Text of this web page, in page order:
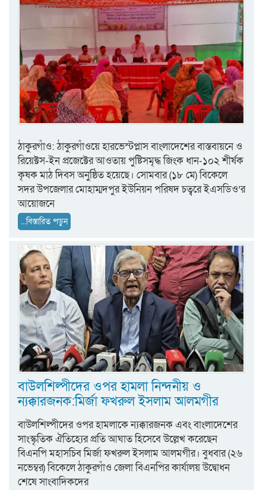
ঠাকুরগাঁও: ঠাকুরগাঁওয়ে হারভেস্টপ্লাস বাংলাদেশের বাস্তবায়নে ও
রিয়েক্টস-ইন প্রজেক্টের আওতায় পুষ্টিসমৃদ্ধ জিংক ধান-১০২ শীর্ষক
কৃষক মাঠ দিবস অনুষ্ঠিত হয়েছে। সোমবার (১৮ মে) বিকেলে
সদর উপজেলার মোহাম্মদপুর ইউনিয়ন পরিষদ চত্বরে ইএসডিও’র
আয়োজনে
...বিস্তারিত পড়ুন
বাউলশিল্পীদের ওপর হামলা নিন্দনীয় ও
ন্যক্কারজনক:মির্জা ফখরুল ইসলাম আলমগীর
বাউলশিল্পীদের ওপর হামলাকে ন্যক্কারজনক এবং বাংলাদেশের
সাংস্কৃতিক ঐতিহ্যের প্রতি আঘাত হিসেবে উল্লেখ করেছেন
বিএনপি মহাসচিব মির্জা ফখরুল ইসলাম আলমগীর। বুধবার (২৬
নভেম্বর) বিকেলে ঠাকুরগাঁও জেলা বিএনপির কার্যালয় উদ্বোধন
শেষে সাংবাদিকদের